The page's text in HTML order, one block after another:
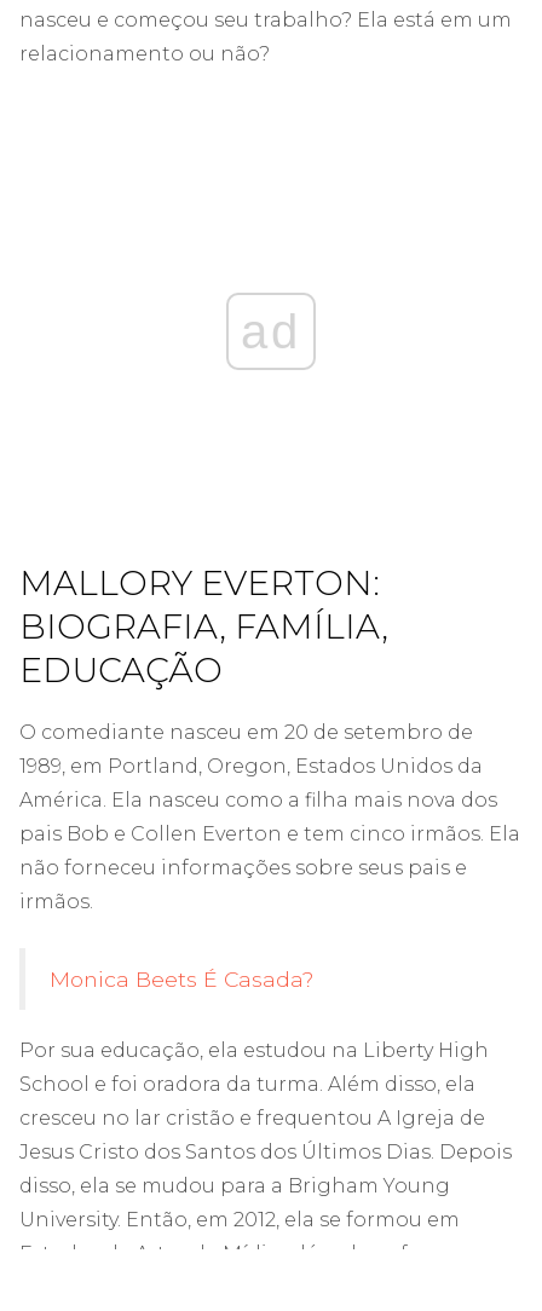
nasceu e começou seu trabalho? Ela está em um
relacionamento ou não?
ad
MALLORY EVERTON:
BIOGRAFIA, FAMÍLIA,
EDUCAÇÃO
O comediante nasceu em 20 de setembro de
1989, em Portland, Oregon, Estados Unidos da
América. Ela nasceu como a filha mais nova dos
pais Bob e Collen Everton e tem cinco irmãos. Ela
não forneceu informações sobre seus pais e
irmãos.
Monica Beets É Casada?
Por sua educação, ela estudou na Liberty High
School e foi oradora da turma. Além disso, ela
cresceu no lar cristão e frequentou A Igreja de
Jesus Cristo dos Santos dos Últimos Dias. Depois
disso, ela se mudou para a Brigham Young
University. Então, em 2012, ela se formou em
Estudos de Artes de Mídia, além de se formar em